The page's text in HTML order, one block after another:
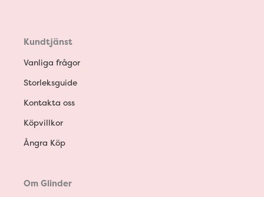
Kundtjänst
Vanliga frågor
Storleksguide
Kontakta oss
Köpvillkor
Ångra Köp
Om Glinder